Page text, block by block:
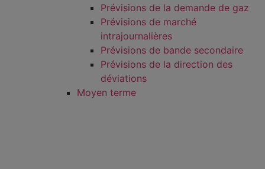
Prévisions de la demande de gaz
Prévisions de marché
intrajournalières
Prévisions de bande secondaire
Prévisions de la direction des
déviations
Moyen terme